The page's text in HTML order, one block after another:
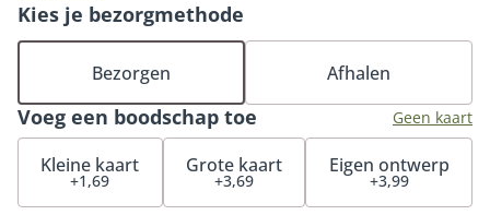
Met het boeket Zomergeluk zorg je gegarandeerd voor
een glimlach op het gezicht van de ontvanger. Tip:
bestel onze bijpassende vaas, luxe bonbons of
heerlijke chocolade en maak de verrassing compleet.
Voeg een boodschap toe Geen kaart
Kleine kaart
+1,69
Grote kaart
+3,69
Eigen ontwerp
+3,99
Kies je bezorgmethode
Bezorgen Afhalen